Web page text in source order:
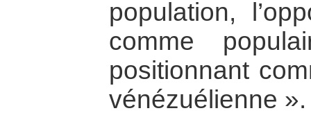
population,
comme
positionnant
vénézuélienne ».